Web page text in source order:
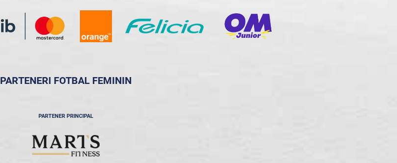
PARTENERI FOTBAL FEMININ
PARTENER PRINCIPAL